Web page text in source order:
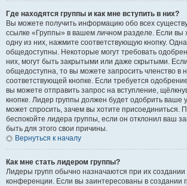
Где находятся группы и как мне вступить в них?
Вы можете получить информацию обо всех
ссылке «Группы» в вашем личном разделе. Если вы
одну из них, нажмите соответствующую кнопку.
общедоступны. Некоторые могут требовать
них, могут быть закрытыми или даже скрытыми.
общедоступна, то вы можете запросить членство в
соответствующей кнопке. Если требуется
вы можете отправить запрос на вступление,
кнопке. Лидер группы должен будет одобрить ваше
может спросить, зачем вы хотите присоединиться.
беспокойте лидера группы, если он отклонил ваш
быть для этого свои причины.
Вернуться к началу
Как мне стать лидером группы?
Лидеры групп обычно назначаются при их
конференции. Если вы заинтересованы в создании